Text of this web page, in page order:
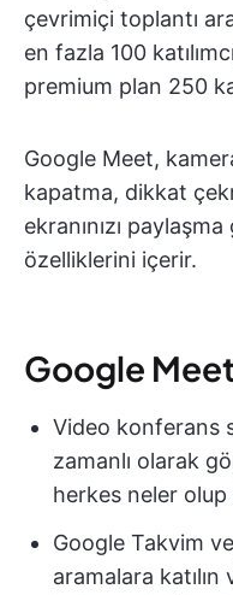
çevrimiçi toplantı
en fazla 100
premium plan 250
Google Meet,
kapatma, dikkat
ekranınızı
özelliklerini içerir.
Google
Video konferans
zamanlı olarak
herkes neler
Google Takvim
aramalara